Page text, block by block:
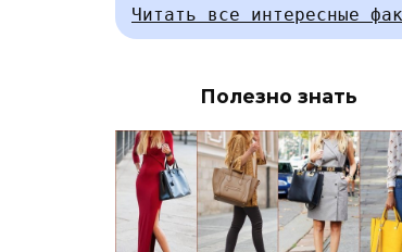
Читать все интересные
Полезно знать